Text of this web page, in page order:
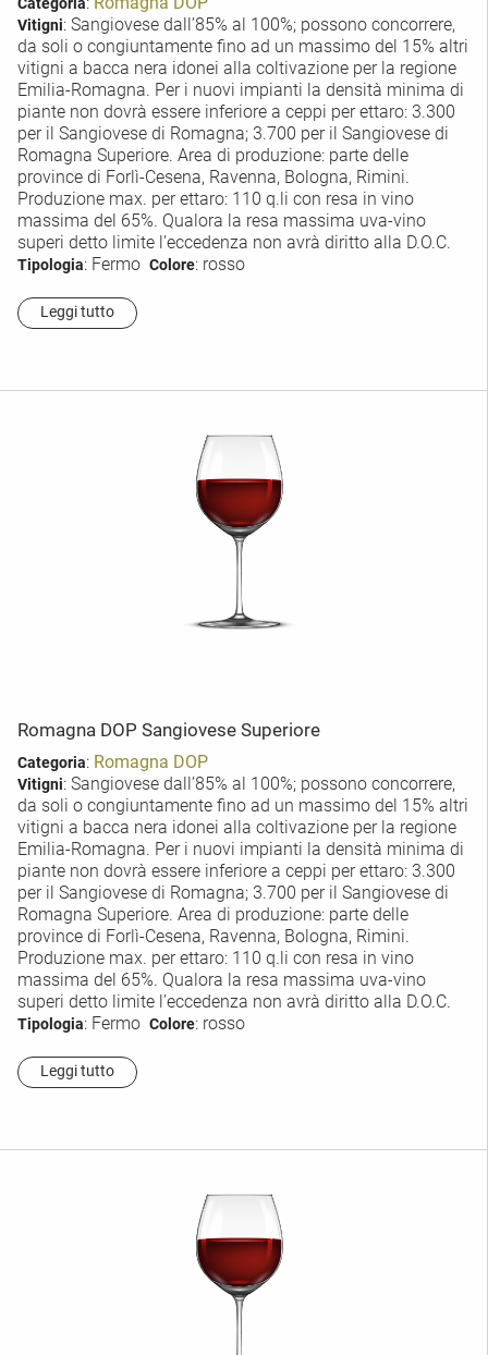
Vitigni: Sangiovese dall’85% al 100%; possono concorrere,
da soli o congiuntamente fino ad un massimo del 15% altri
vitigni a bacca nera idonei alla coltivazione per la regione
Emilia-Romagna. Per i nuovi impianti la densità minima di
piante non dovrà essere inferiore a ceppi per ettaro: 3.300
per il Sangiovese di Romagna; 3.700 per il Sangiovese di
Romagna Superiore. Area di produzione: parte delle
province di Forlì-Cesena, Ravenna, Bologna, Rimini.
Produzione max. per ettaro: 110 q.li con resa in vino
massima del 65%. Qualora la resa massima uva-vino
superi detto limite l’eccedenza non avrà diritto alla D.O.C.
Tipologia: Fermo Colore: rosso
Leggi tutto
Romagna DOP Sangiovese Superiore
Categoria: Romagna DOP
Vitigni: Sangiovese dall’85% al 100%; possono concorrere,
da soli o congiuntamente fino ad un massimo del 15% altri
vitigni a bacca nera idonei alla coltivazione per la regione
Emilia-Romagna. Per i nuovi impianti la densità minima di
piante non dovrà essere inferiore a ceppi per ettaro: 3.300
per il Sangiovese di Romagna; 3.700 per il Sangiovese di
Romagna Superiore. Area di produzione: parte delle
province di Forlì-Cesena, Ravenna, Bologna, Rimini.
Produzione max. per ettaro: 110 q.li con resa in vino
massima del 65%. Qualora la resa massima uva-vino
superi detto limite l’eccedenza non avrà diritto alla D.O.C.
Tipologia: Fermo Colore: rosso
Leggi tutto